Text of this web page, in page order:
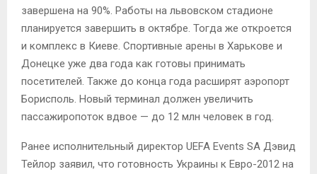
завершена на 90%. Работы на львовском стадионе
планируется завершить в октябре. Тогда же откроется
и комплекс в Киеве. Спортивные арены в Харькове и
Донецке уже два года как готовы принимать
посетителей. Также до конца года расширят аэропорт
Борисполь. Новый терминал должен увеличить
пассажиропоток вдвое — до 12 млн человек в год.
Ранее исполнительный директор UEFA Events SA Дэвид
Тейлор заявил, что готовность Украины к Евро-2012 на